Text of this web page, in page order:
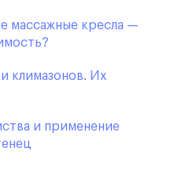
массажные кресла —
климазонов. Их
и применение